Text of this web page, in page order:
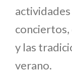
conciertos,
y las
verano.